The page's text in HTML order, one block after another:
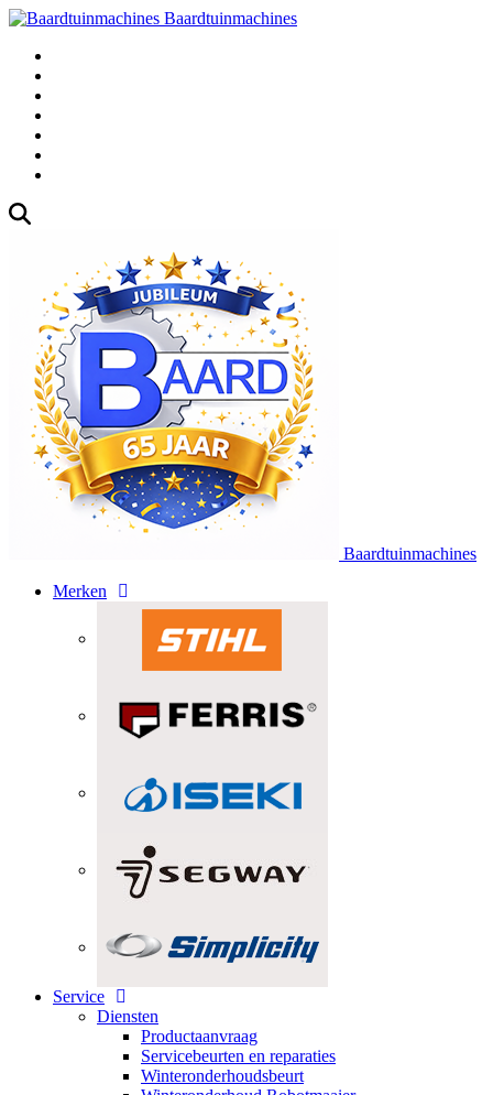
Baardtuinmachines
Baardtuinmachines
Merken
Service
Diensten
Productaanvraag
Servicebeurten en reparaties
Winteronderhoudsbeurt